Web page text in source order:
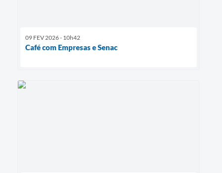
09 FEV 2026 - 10h42
Café com Empresas e Senac